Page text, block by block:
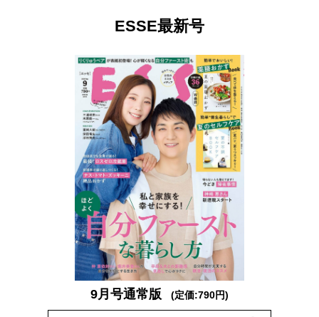
ESSE最新号
9月号通常版 (定価:790円)